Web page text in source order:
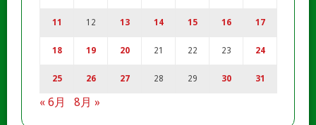
11 12 13 14 15 16 17
18 19 20 21 22 23 24
25 26 27 28 29 30 31
« 6月 8月 »